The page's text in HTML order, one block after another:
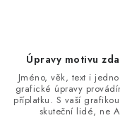
Úpravy motivu
Jméno, věk, text i
grafické úpravy
příplatku. S vaší
skuteční lidé, ne